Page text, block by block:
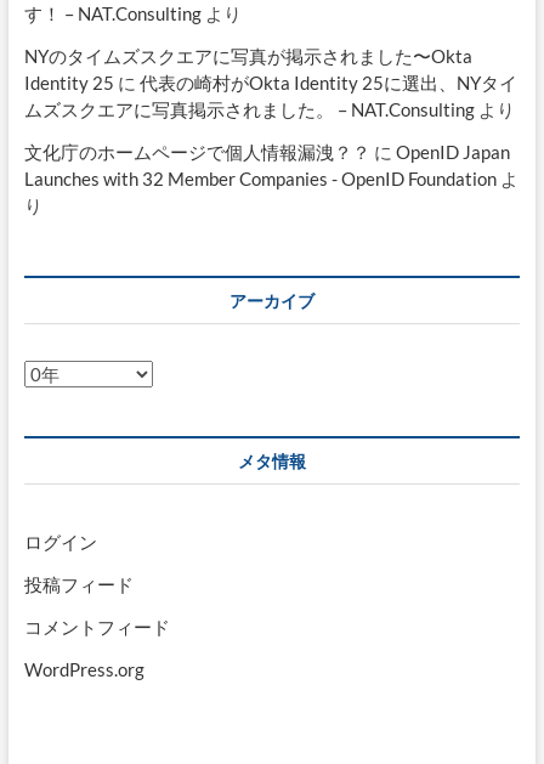
す！ – NAT.Consultingより
NYのタイムズスクエアに写真が掲示されました〜Okta
Identity 25 に 代表の崎村がOkta Identity 25に選出、NYタイ
ムズスクエアに写真掲示されました。 – NAT.Consultingより
文化庁のホームページで個人情報漏洩？？ に OpenID Japan
Launches with 32 Member Companies - OpenID Foundationよ
り
アーカイブ
ア
ブ
メタ情報
ログイン
投稿フィード
コメントフィード
WordPress.org